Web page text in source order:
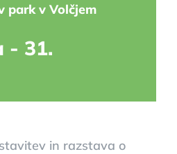
park v Volčjem
- 31.
in razstava o